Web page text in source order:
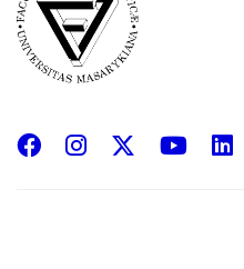
Facebook
Instagram